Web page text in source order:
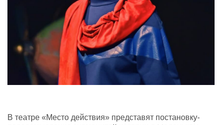
В театре «Место действия» представят постановку-